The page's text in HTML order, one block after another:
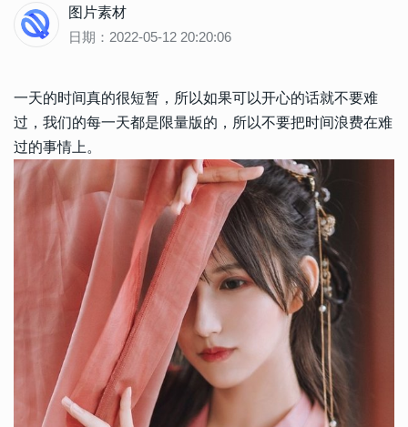
图片素材
日期：2022-05-12 20:20:06
一天的时间真的很短暂，所以如果可以开心的话就不要难
过，我们的每一天都是限量版的，所以不要把时间浪费在难
过的事情上。